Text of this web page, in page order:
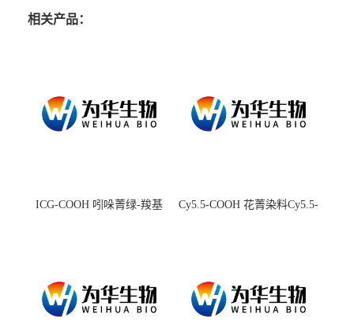
相关产品：
ICG-COOH 吲哚菁绿-羧基
Cy5.5-COOH 花菁染料Cy5.5-